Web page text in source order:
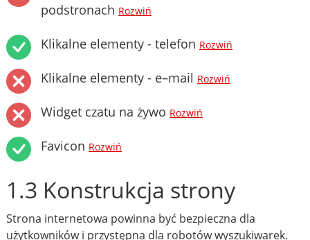
podstronach Rozwiń
Klikalne elementy - telefon Rozwiń
Klikalne elementy - e–mail Rozwiń
Widget czatu na żywo Rozwiń
Favicon Rozwiń
1.3 Konstrukcja strony
Strona internetowa powinna być bezpieczna dla
użytkowników i przystępna dla robotów wyszukiwarek.